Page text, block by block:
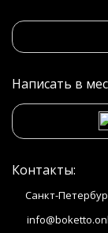
Написать в
Контакты:
Санкт-